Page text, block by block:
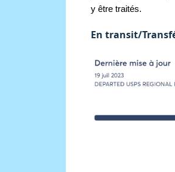
y être traités.
En transit/